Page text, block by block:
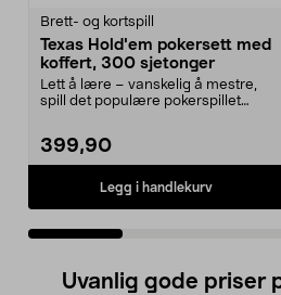
Brett- og kortspill
Texas Hold'em pokersett med
koffert, 300 sjetonger
Lett å lære – vanskelig å mestre,
spill det populære pokerspillet
399,90
Legg i handlekurv
Uvanlig gode priser